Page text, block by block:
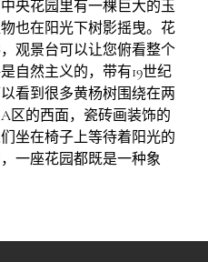
央花园里有一棵巨大的玉
也在阳光下树影摇曳。花
观景台可以让您俯看整个
自然主义的，带有19世纪
看到很多黄杨树围绕在两
区的西面，瓷砖画装饰的
坐在椅子上等待着阳光的
一座花园都既是一种象